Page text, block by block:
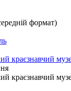
формат)
краєзнавчий
краєзнавчий